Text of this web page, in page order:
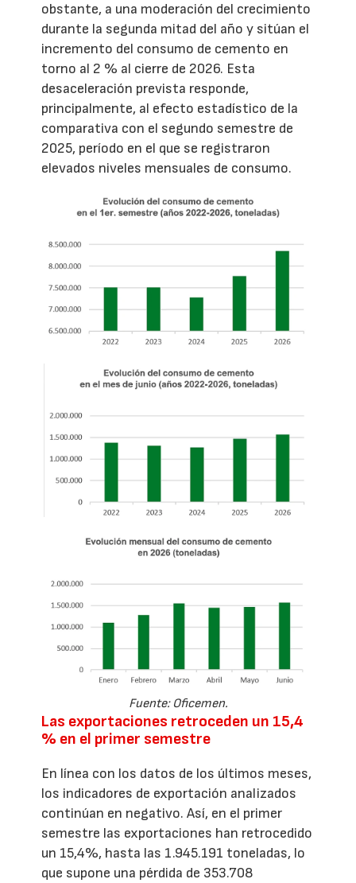
obstante, a una moderación del crecimiento
durante la segunda mitad del año y sitúan el
incremento del consumo de cemento en
torno al 2 % al cierre de 2026. Esta
desaceleración prevista responde,
principalmente, al efecto estadístico de la
comparativa con el segundo semestre de
2025, período en el que se registraron
elevados niveles mensuales de consumo.
Fuente: Oficemen.
Las exportaciones retroceden un 15,4
% en el primer semestre
En línea con los datos de los últimos meses,
los indicadores de exportación analizados
continúan en negativo. Así, en el primer
semestre las exportaciones han retrocedido
un 15,4%, hasta las 1.945.191 toneladas, lo
que supone una pérdida de 353.708